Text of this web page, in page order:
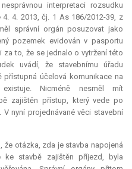
interpretaci rozsudku
4. 2013, čj. 1 As 186/2012-39, z
správní orgán posuzovat jako
pozemek evidován v pasportu
za to, že se jednalo o vytržení této
uvádí, že stavebnímu úřadu
účelová komunikace na
Nicméně nesměl mít
zajištěn přístup, který vede po
V nyní projednávané věci stavební
že otázka, zda je stavba napojená
stavbě zajištěn příjezd, byla